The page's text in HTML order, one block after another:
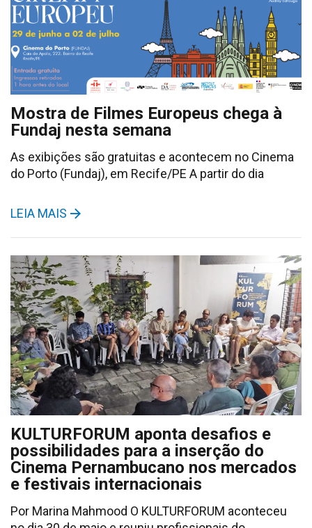
Mostra de Filmes Europeus chega à
Fundaj nesta semana
As exibições são gratuitas e acontecem no Cinema
do Porto (Fundaj), em Recife/PE A partir do dia
LEIA MAIS
KULTURFORUM aponta desafios e
possibilidades para a inserção do
Cinema Pernambucano nos mercados
e festivais internacionais
Por Marina Mahmood O KULTURFORUM aconteceu